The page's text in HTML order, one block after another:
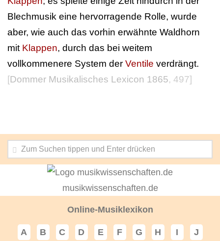
Blechmusik eine hervorragende Rolle, wurde
aber, wie auch das vorhin erwähnte Waldhorn
mit Klappen, durch das bei weitem
vollkommenere System der Ventile verdrängt.
[Dommer Musikalisches Lexicon 1865, 497]
musikwissenschaften.de
Online-Musiklexikon
A B C D E F G H I
J